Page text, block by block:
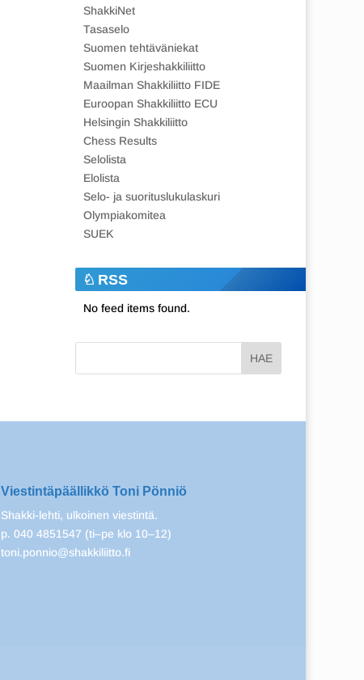
ShakkiNet
Tasaselo
Suomen tehtäväniekat
Suomen Kirjeshakkiliitto
Maailman Shakkiliitto FIDE
Euroopan Shakkiliitto ECU
Helsingin Shakkiliitto
Chess Results
Selolista
Elolista
Selo- ja suorituslukulaskuri
Olympiakomitea
SUEK
RSS
No feed items found.
Viestintäpäällikkö Toni Pönniö
Shakki-lehti, ulkoinen viestintä.
p. 040 4851547 (ti–pe klo 10–12)
toni.ponnio@shakkiliitto.fi